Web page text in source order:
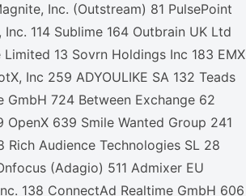
Inc. (Outstream) 81 PulsePoint
Inc. 114 Sublime 164 Outbrain UK Ltd
13 Sovrn Holdings Inc 183 EMX
Inc 259 ADYOULIKE SA 132 Teads
GmbH 724 Between Exchange 62
OpenX 639 Smile Wanted Group 241
Rich Audience Technologies SL 28
(Adagio) 511 Admixer EU
138 ConnectAd Realtime GmbH 606